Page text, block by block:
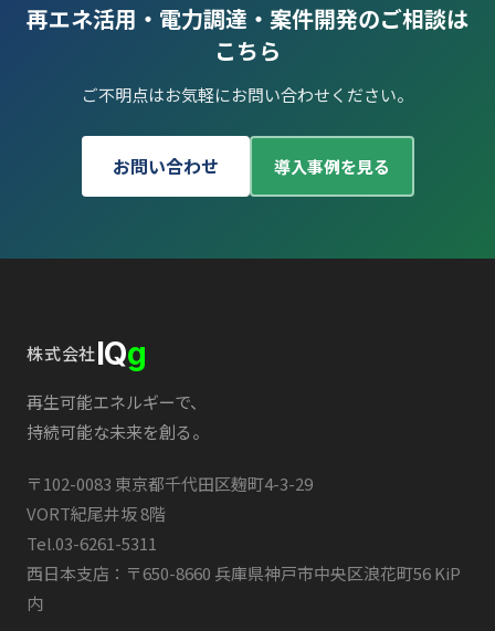
再エネ活用・電力調達・案件開発のご相談は
こちら
ご不明点はお気軽にお問い合わせください。
お問い合わせ 導入事例を見る
株式会社IQg
再生可能エネルギーで、
持続可能な未来を創る。
〒102-0083 東京都千代田区麹町4-3-29
VORT紀尾井坂 8階
Tel.03-6261-5311
西日本支店：〒650-8660 兵庫県神戸市中央区浪花町56 KiP
内